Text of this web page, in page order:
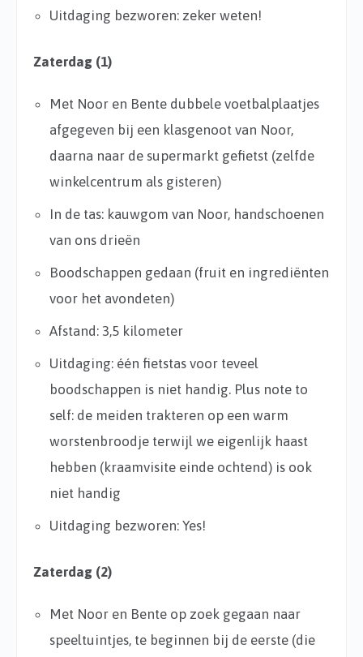
Uitdaging bezworen: zeker weten!
Zaterdag (1)
Met Noor en Bente dubbele voetbalplaatjes
afgegeven bij een klasgenoot van Noor,
daarna naar de supermarkt gefietst (zelfde
winkelcentrum als gisteren)
In de tas: kauwgom van Noor, handschoenen
van ons drieën
Boodschappen gedaan (fruit en ingrediënten
voor het avondeten)
Afstand: 3,5 kilometer
Uitdaging: één fietstas voor teveel
boodschappen is niet handig. Plus note to
self: de meiden trakteren op een warm
worstenbroodje terwijl we eigenlijk haast
hebben (kraamvisite einde ochtend) is ook
niet handig
Uitdaging bezworen: Yes!
Zaterdag (2)
Met Noor en Bente op zoek gegaan naar
speeltuintjes, te beginnen bij de eerste (die